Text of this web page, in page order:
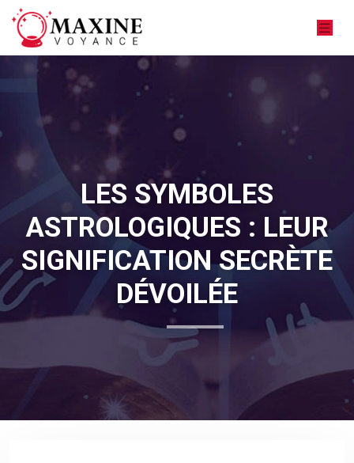
LES SYMBOLES
ASTROLOGIQUES : LEUR
SIGNIFICATION SECRÈTE
DÉVOILÉE